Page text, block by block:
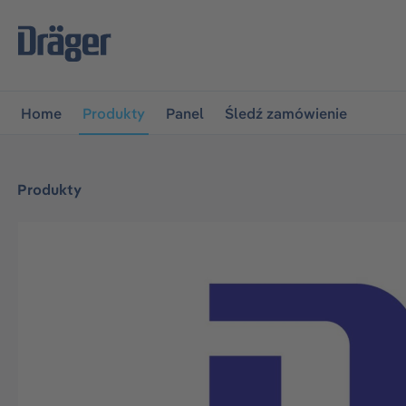
do głównej nawigacji
Home Produkty Panel Śledź zamówienie
Produkty